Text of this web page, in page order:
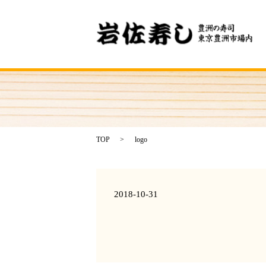
TOP logo
2018-10-31